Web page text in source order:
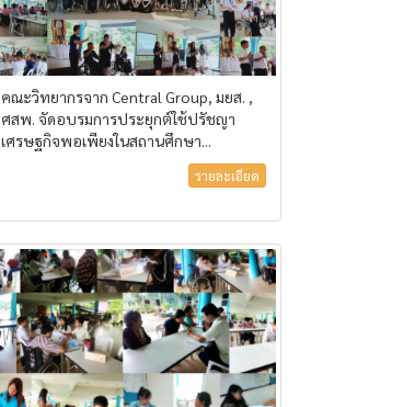
คณะวิทยากรจาก Central Group, มยส. ,
ศสพ. จัดอบรมการประยุกต์ใช้ปรัชญา
เศรษฐกิจพอเพียงในสถานศึกษา...
รายละเอียด